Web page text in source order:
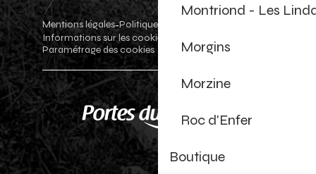
Montriond - Les
Morgins
Morzine
Roc d'Enfer
Boutique
Mentions légales-Politique de confidentialité
Informations sur les cookies
Paramétrage des cookies